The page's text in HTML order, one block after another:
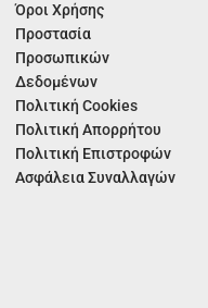
Όροι Χρήσης
Προστασία
Προσωπικών
Δεδομένων
Πολιτική Cookies
Πολιτική Απορρήτου
Πολιτική Επιστροφών
Ασφάλεια Συναλλαγών